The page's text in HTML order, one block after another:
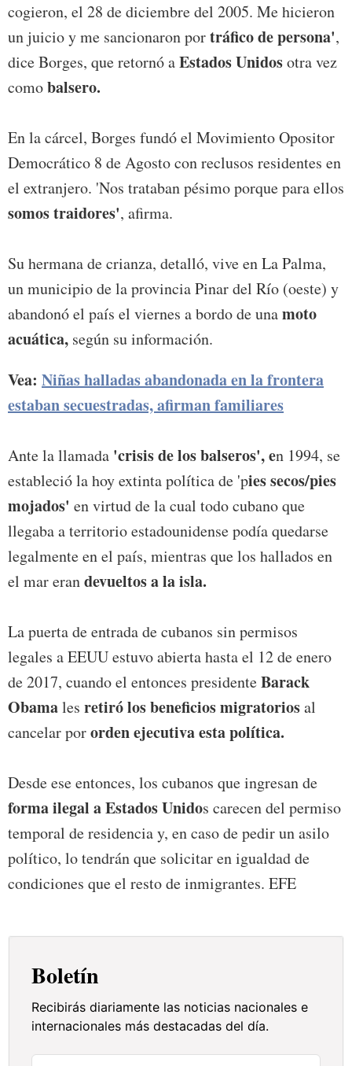
cogieron, el 28 de diciembre del 2005. Me hicieron
un juicio y me sancionaron portráfico de persona',
dice Borges, que retornó aEstados Unidosotra vez
comobalsero.
En la cárcel, Borges fundó el Movimiento Opositor
Democrático 8 de Agosto con reclusos residentes en
el extranjero. 'Nos trataban pésimo porque para ellos
somos traidores', afirma.
Su hermana de crianza, detalló, vive en La Palma,
un municipio de la provincia Pinar del Río (oeste) y
abandonó el país el viernes a bordo de unamoto
acuática, según su información.
Vea: Niñas halladas abandonada en la frontera
estaban secuestradas, afirman familiares
Ante la llamada 'crisis de los balseros', en 1994, se
estableció la hoy extinta política de 'pies secos/pies
mojados' en virtud de la cual todo cubano que
llegaba a territorio estadounidense podía quedarse
legalmente en el país, mientras que los hallados en
el mar erandevueltos a la isla.
La puerta de entrada de cubanos sin permisos
legales a EEUU estuvo abierta hasta el 12 de enero
de 2017, cuando el entonces presidenteBarack
Obamales retiró los beneficios migratoriosal
cancelar pororden ejecutiva esta política.
Desde ese entonces, los cubanos que ingresan de
forma ilegal a Estados Unidos carecen del permiso
temporal de residencia y, en caso de pedir un asilo
político, lo tendrán que solicitar en igualdad de
condiciones que el resto de inmigrantes. EFE
Boletín
Recibirás diariamente las noticias nacionales e
internacionales más destacadas del día.